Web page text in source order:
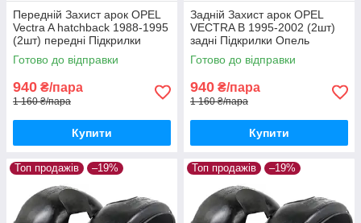
Передній Захист арок OPEL
Vectra A hatchback 1988-1995
(2шт) передні Підкрилки
Опель Вектра А хетчбек пара
передніх
Готово до відправки
940 ₴/пара
1 160 ₴/пара
Купити
Задній Захист арок OPEL
VECTRA B 1995-2002 (2шт)
задні Підкрилки Опель
Вектра Б пара задніх
Готово до відправки
940 ₴/пара
1 160 ₴/пара
Купити
Топ продажів –19% Топ продажів –19%